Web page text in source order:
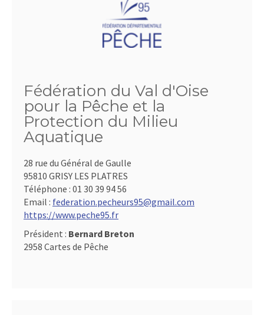
Fédération du Val d'Oise
pour la Pêche et la
Protection du Milieu
Aquatique
28 rue du Général de Gaulle
95810 GRISY LES PLATRES
Téléphone : 01 30 39 94 56
Email : federation.pecheurs95@gmail.com
https://www.peche95.fr
Président : Bernard Breton
2958 Cartes de Pêche